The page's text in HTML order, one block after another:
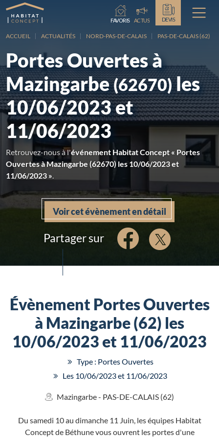
Chargement...
FAVORIS
ACTUS DEVIS
ACCUEIL ACTUALITÉS NORD-PAS-DE-CALAIS PAS-DE-CALAIS (62)
Portes Ouvertes à
Mazingarbe(62670)les
10/06/2023 et
11/06/2023
Retrouvez-nous à l'événement Habitat Concept « Portes
Ouvertes à Mazingarbe (62670) les 10/06/2023 et
11/06/2023 ».
Voir cet évènement en détail
Partager sur
Évènement Portes Ouvertes
à Mazingarbe (62) les
10/06/2023 et 11/06/2023
Type : Portes Ouvertes
Les 10/06/2023 et 11/06/2023
Mazingarbe - PAS-DE-CALAIS (62)
Du samedi 10 au dimanche 11 Juin, les équipes Habitat
Concept de Béthune vous ouvrent les portes d'une